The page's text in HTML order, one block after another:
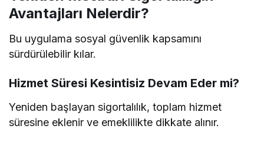
Avantajları Nelerdir?
Bu uygulama sosyal güvenlik kapsamını
sürdürülebilir kılar.
Hizmet Süresi Kesintisiz Devam Eder mi?
Yeniden başlayan sigortalılık, toplam hizmet
süresine eklenir ve emeklilikte dikkate alınır.